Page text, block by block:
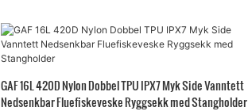
GAF 16L 420D Nylon Dobbel TPU IPX7 Myk Side Vanntett
Nedsenkbar Fluefiskeveske Ryggsekk med Stangholder